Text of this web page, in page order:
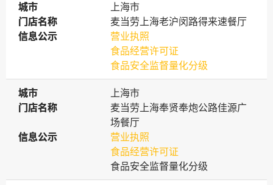
城市
城市
上海市
门店名称
门店名称
麦当劳上海老沪闵路得来速餐厅
信息公示
信息公示
营业执照
食品经营许可证
食品安全监督量化分级
城市
城市
上海市
门店名称
门店名称
麦当劳上海奉贤奉炮公路佳源广
场餐厅
信息公示
信息公示
营业执照
食品经营许可证
食品安全监督量化分级